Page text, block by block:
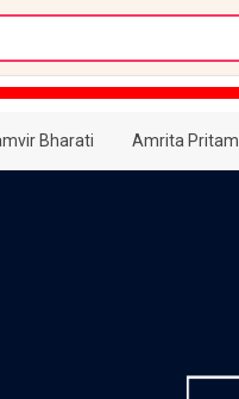
Bharati Amrita Pritam